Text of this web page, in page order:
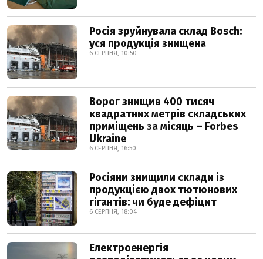
Росія зруйнувала склад Bosch:
уся продукція знищена
6 СЕРПНЯ, 10:50
Ворог знищив 400 тисяч
квадратних метрів складських
приміщень за місяць – Forbes
Ukraine
6 СЕРПНЯ, 16:50
Росіяни знищили склади із
продукцією двох тютюнових
гігантів: чи буде дефіцит
6 СЕРПНЯ, 18:04
Електроенергія